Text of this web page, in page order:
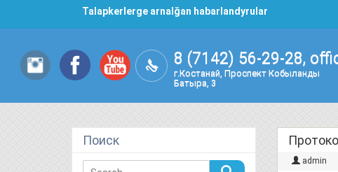
Talapkerlerge arnalğan habarlandyrular
8 (7142) 56-29-28,
г.Костанай, Проспект Кобыланды
Батыра, 3
admin
Поиск